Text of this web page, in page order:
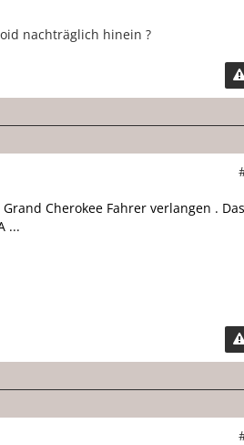
nachträglich hinein ?
Cherokee Fahrer verlangen .
...